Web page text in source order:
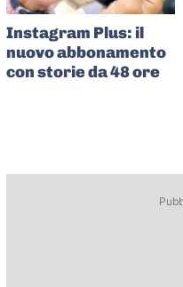
Instagram Plus: il
nuovo abbonamento
con storie da 48 ore